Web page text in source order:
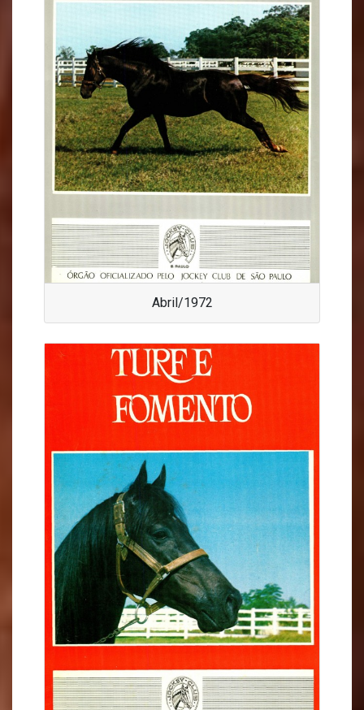
Abril/1972